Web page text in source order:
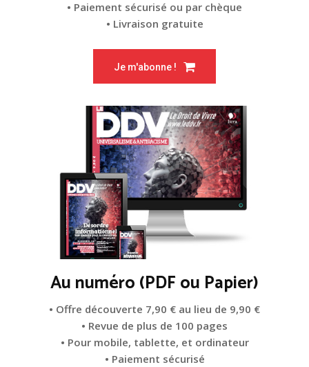
• Paiement sécurisé ou par chèque
• Livraison gratuite
Je m'abonne !
Au numéro (PDF ou Papier)
• Offre découverte 7,90 € au lieu de 9,90 €
• Revue de plus de 100 pages
• Pour mobile, tablette, et ordinateur
• Paiement sécurisé